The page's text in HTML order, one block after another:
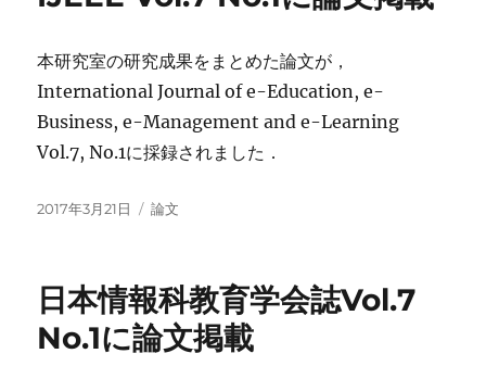
本研究室の研究成果をまとめた論文が，
International Journal of e-Education, e-
Business, e-Management and e-Learning
Vol.7, No.1に採録されました．
投
2017年3月21日
カ
ー
論文
日本情報科教育学会誌Vol.7
No.1に論文掲載